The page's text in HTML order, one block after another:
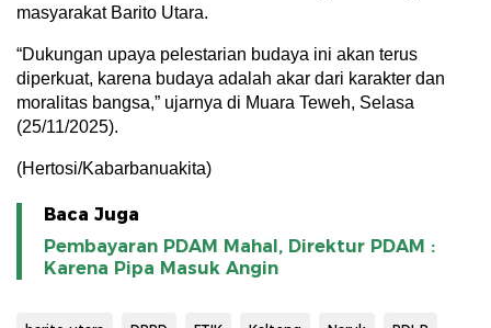
masyarakat Barito Utara.
​“Dukungan upaya pelestarian budaya ini akan terus
diperkuat, karena budaya adalah akar dari karakter dan
moralitas bangsa,” ujarnya di Muara Teweh, Selasa
(25/11/2025).
(Hertosi/Kabarbanuakita)
Baca Juga
Pembayaran PDAM Mahal, Direktur PDAM :
Karena Pipa Masuk Angin